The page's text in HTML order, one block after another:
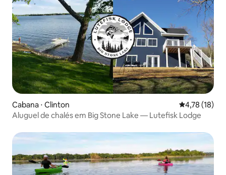
Cabana ⋅ Clinton 4,78 de uma
4,78 (18)
Aluguel de chalés em Big Stone Lake — Lutefisk Lodge